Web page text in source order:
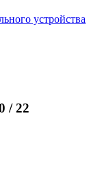
/ 22